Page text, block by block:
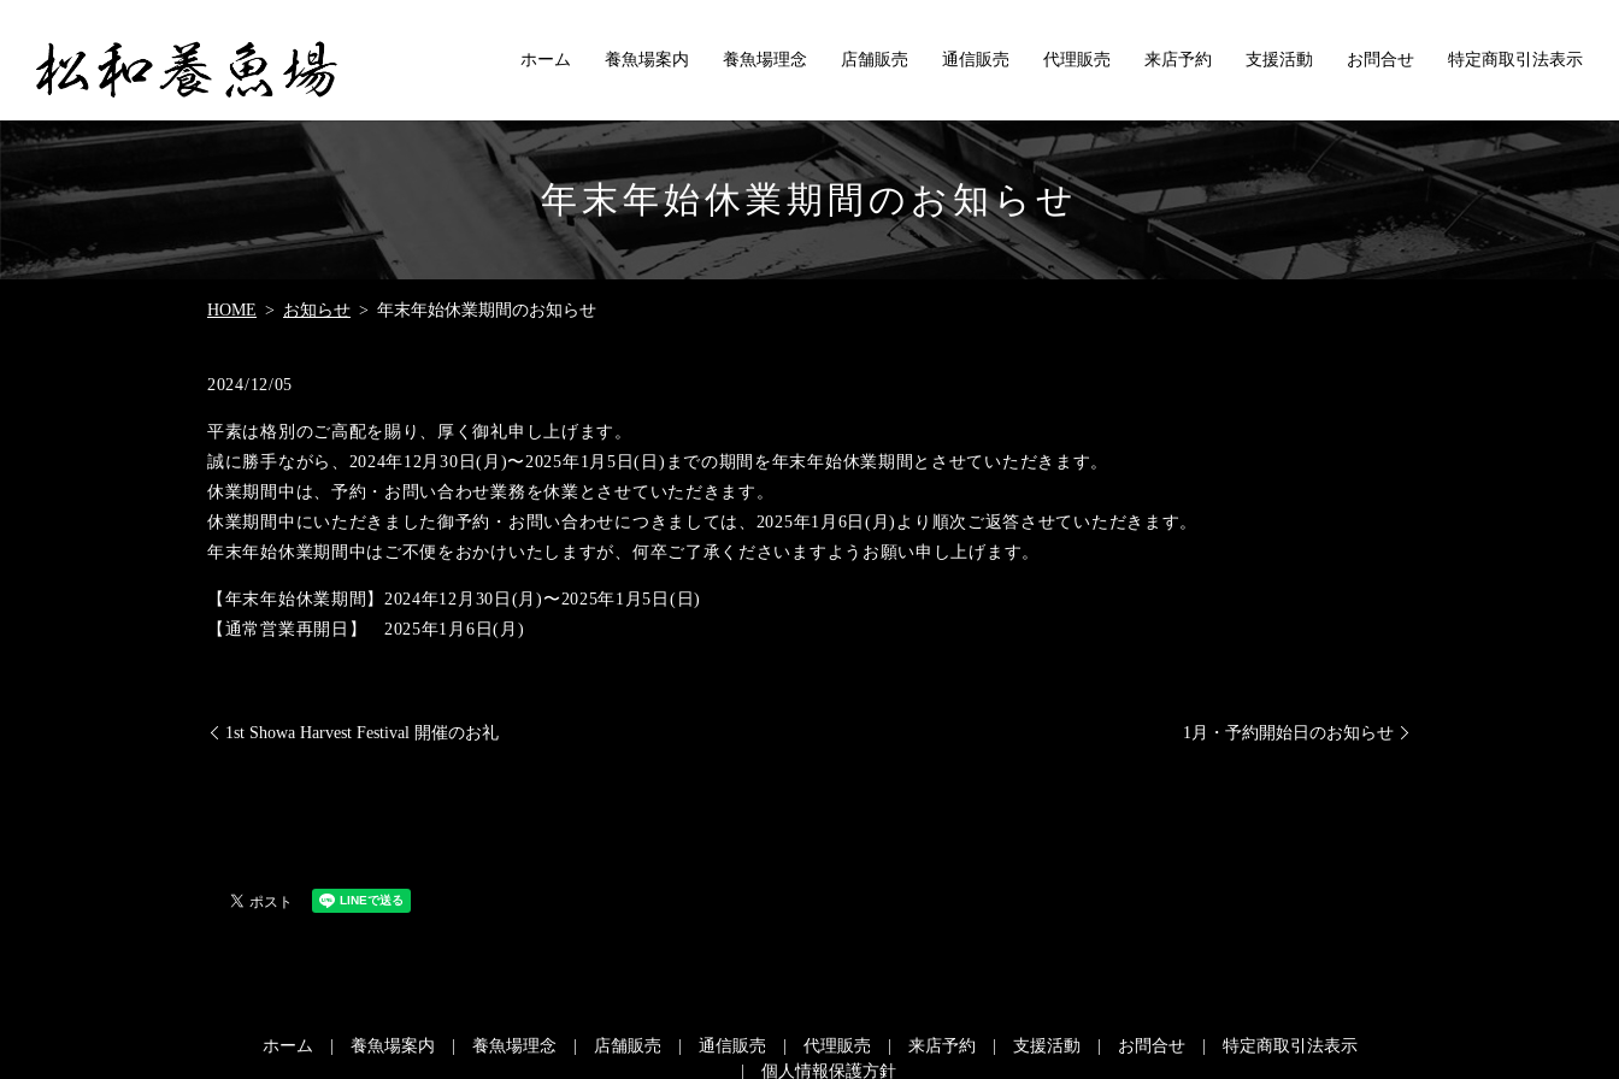
ホーム 養魚場案内 養魚場理念 店舗販売 通信販売 代理販売 来店予約 支援活動 お問合せ 特定商取引法表示
年末年始休業期間のお知らせ
HOME お知らせ 年末年始休業期間のお知らせ
2024/12/05
平素は格別のご高配を賜り、厚く御礼申し上げます。
誠に勝手ながら、2024年12月30日(月)〜2025年1月5日(日)までの期間を年末年始休業期間とさせていただきます。
休業期間中は、予約・お問い合わせ業務を休業とさせていただきます。
休業期間中にいただきました御予約・お問い合わせにつきましては、2025年1月6日(月)より順次ご返答させていただきます。
年末年始休業期間中はご不便をおかけいたしますが、何卒ご了承くださいますようお願い申し上げます。
【年末年始休業期間】2024年12月30日(月)〜2025年1月5日(日)
【通常営業再開日】 2025年1月6日(月)
1st Showa Harvest Festival 開催のお礼 1月・予約開始日のお知らせ
ホーム 養魚場案内 養魚場理念 店舗販売 通信販売 代理販売 来店予約 支援活動 お問合せ
特定商取引法表示
個人情報保護方針